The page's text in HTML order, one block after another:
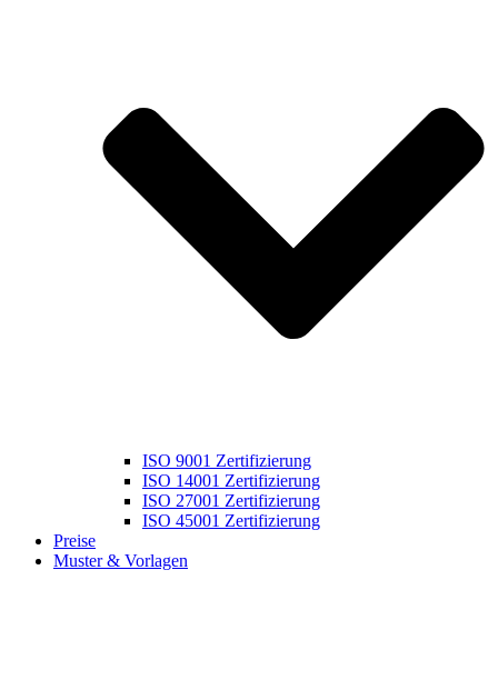
ISO 9001 Zertifizierung
ISO 14001 Zertifizierung
ISO 27001 Zertifizierung
ISO 45001 Zertifizierung
Preise
Muster & Vorlagen